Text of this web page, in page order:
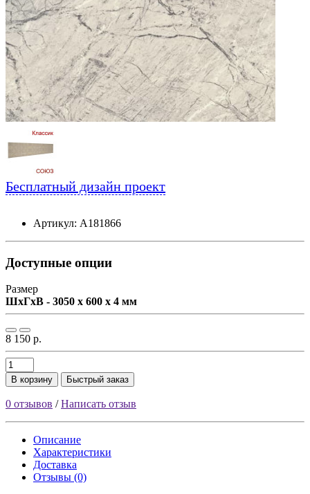
Бесплатный дизайн проект
Артикул: А181866
Доступные опции
Размер
ШxГxВ - 3050 x 600 x 4 мм
8 150 р.
В корзину Быстрый заказ
0 отзывов /Написать отзыв
Описание
Характеристики
Доставка
Отзывы (0)